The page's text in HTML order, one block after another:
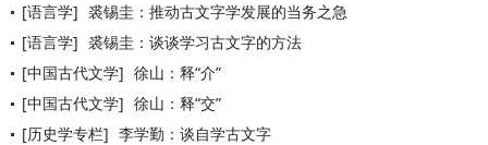
[语言学] 裘锡圭：推动古文字学发展的当务之急
[语言学] 裘锡圭：谈谈学习古文字的方法
[中国古代文学] 徐山：释“介”
[中国古代文学] 徐山：释“交”
[历史学专栏] 李学勤：谈自学古文字